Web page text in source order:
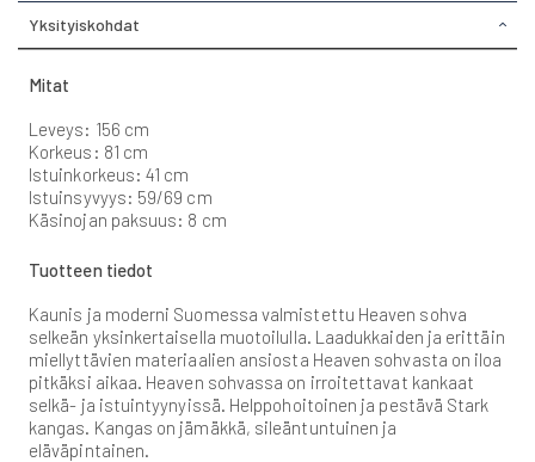
Yksityiskohdat
Mitat
Leveys: 156 cm
Korkeus: 81 cm
Istuinkorkeus: 41 cm
Istuinsyvyys: 59/69 cm
Käsinojan paksuus: 8 cm
Tuotteen tiedot
Kaunis ja moderni Suomessa valmistettu Heaven sohva
selkeän yksinkertaisella muotoilulla. Laadukkaiden ja erittäin
miellyttävien materiaalien ansiosta Heaven sohvasta on iloa
pitkäksi aikaa. Heaven sohvassa on irroitettavat kankaat
selkä- ja istuintyynyissä. Helppohoitoinen ja pestävä Stark
kangas. Kangas on jämäkkä, sileäntuntuinen ja
eläväpintainen.